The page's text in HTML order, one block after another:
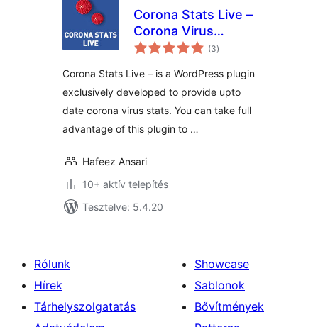
Corona Stats Live –
Corona Virus
COVID-19 Live
WordPress Lite
(3értékelés
összesen
)
Corona Stats Live – is a WordPress plugin
exclusively developed to provide upto
date corona virus stats. You can take full
advantage of this plugin to …
Hafeez Ansari
10+ aktív telepítés
Tesztelve: 5.4.20
Rólunk
Hírek
Tárhelyszolgatatás
Showcase
Sablonok
Bővítmények